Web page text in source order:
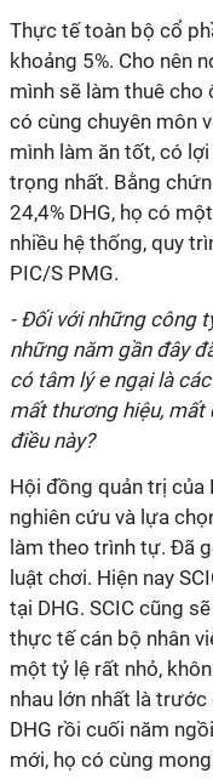
Thực tế toàn bộ cổ
khoảng 5%. Cho nên
mình sẽ làm thuê cho
có cùng chuyên môn
mình làm ăn tốt, có
trọng nhất. Bằng
24,4% DHG, họ có
nhiều hệ thống, quy
PIC/S PMG.
- Đối với những công
những năm gần đây
có tâm lý e ngại là
mất thương hiệu, mất
điều này?
Hội đồng quản trị của
nghiên cứu và lựa
làm theo trình tự. Đã
luật chơi. Hiện nay
tại DHG. SCIC cũng
thực tế cán bộ nhân
một tỷ lệ rất nhỏ,
nhau lớn nhất là
DHG rồi cuối năm
mới, họ có cùng